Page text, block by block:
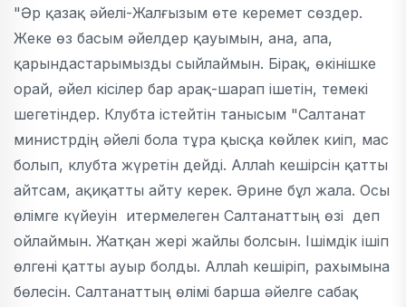
"Әр қазақ әйелі-Жалғызым өте керемет сөздер.
Жеке өз басым әйелдер қауымын, ана, апа,
қарындастарымызды сыйлаймын. Бірақ, өкінішке
орай, әйел кісілер бар арақ-шарап ішетін, темекі
шегетіндер. Клубта істейтін танысым "Салтанат
министрдің әйелі бола тұра қысқа көйлек киіп, мас
болып, клубта жүретін дейді. Аллаһ кешірсін қатты
айтсам, ақиқатты айту керек. Әрине бұл жала. Осы
өлімге күйеуін итермелеген Салтанаттың өзі деп
ойлаймын. Жатқан жері жайлы болсын. Ішімдік ішіп
өлгені қатты ауыр болды. Аллаһ кешіріп, рахымына
бөлесін. Салтанаттың өлімі барша әйелге сабақ